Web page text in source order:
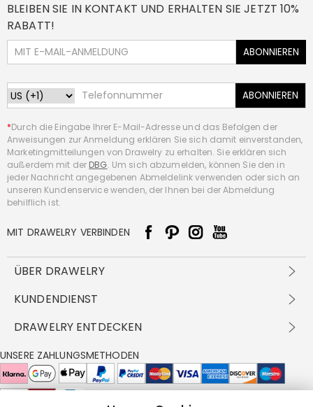
BLEIBEN SIE IN KONTAKT UND ERHALTEN SIE JETZT 10%
RABATT!
ABONNIEREN
ABONNIEREN
*Durch die Eingabe Ihrer E-Mail-Adresse und das Befolgen der
Anweisungen zur Anmeldung erklären Sie sich damit einverstanden,
Marketingmitteilungen von Drawelry zu erhalten. Sie erklären sich
außerdem mit der DBG. Um sich abzumelden, können Sie den in
jeder Nachricht angegebenen Abmeldelink verwenden oder sich an
unseren Kundenservice wenden, der Ihnen bei der Abmeldung
behilflich ist.
MIT DRAWELRY VERBINDEN
ÜBER DRAWELRY
Über Uns
DBG
FAQ
Cookie-Richtlinie
KUNDENDIENST
Versandbedingungen
Rückgabe & Umtausch
Pflegehinweis
DRAWELRY ENTDECKEN
Großhandelsangebot
Drawelry Prime
Bonusprogramm
UNSERE ZAHLUNGSMETHODEN